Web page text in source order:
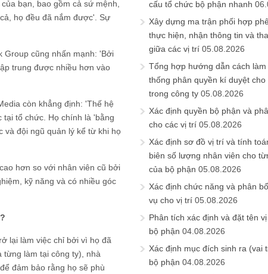
bạn, bao gồm cả sứ mệnh,
họ đều đã nắm được'. Sự
Group cũng nhấn mạnh: 'Bởi
trung được nhiều hơn vào
còn khẳng định: 'Thế hệ
tại tổ chức. Họ chính là 'bằng
và đội ngũ quản lý kể từ khi họ
hơn so với nhân viên cũ bởi
kỹ năng và có nhiều góc
lại làm việc chỉ bởi vì họ đã
làm tại công ty), nhà
đảm bảo rằng họ sẽ phù
cấu tổ chức bộ phận nhanh
Xây dựng ma trận phối hợp
thực hiện, nhận thông tin và
giữa các vị trí 05.08.2026
Tổng hợp hướng dẫn cách làm
thống phân quyền kí duyệt cho
trong công ty 05.08.2026
Xác định quyền bộ phận và
cho các vị trí 05.08.2026
Xác định sơ đồ vị trí và tính
biên số lượng nhân viên cho
của bộ phận 05.08.2026
Xác định chức năng và phân
vụ cho vị trí 05.08.2026
Phân tích xác định và đặt tên
bộ phận 04.08.2026
Xác định mục đích sinh ra (vai
bộ phận 04.08.2026